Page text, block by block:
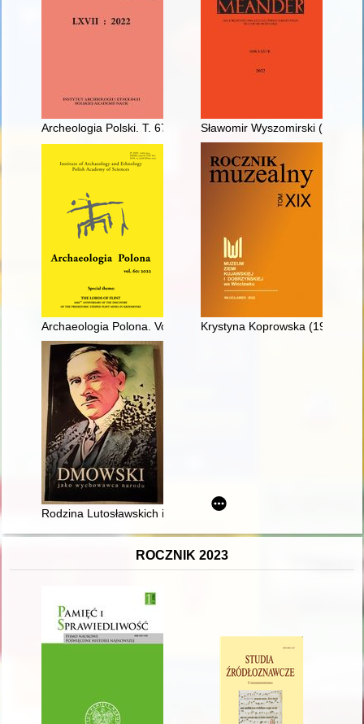
Archeologia Polski. T. 67 (2022)Sławomir Wyszomirski (1955-
Archaeologia Polona. Vol. 60 (2022),Krystyna Koprowska (1951-
Rodzina Lutosławskich i Roman Dmowski w Drozdowie
ROCZNIK 2023